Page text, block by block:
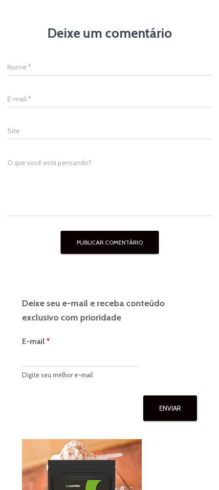
Deixe um comentário
Nome *
E-mail *
Site
O que você está pensando?
Deixe seu e-mail e receba conteúdo
exclusivo com prioridade
E-mail *
Digite seu melhor e-mail
ENVIAR